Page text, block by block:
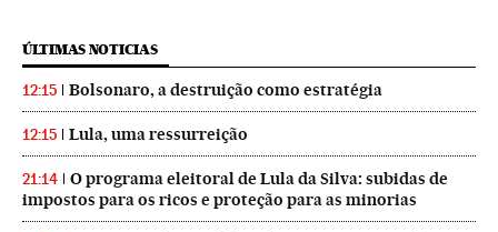
ÚLTIMAS NOTICIAS
12:15 Bolsonaro, a destruição como estratégia
12:15 Lula, uma ressurreição
21:14
O programa eleitoral de Lula da Silva: subidas de
impostos para os ricos e proteção para as minorias